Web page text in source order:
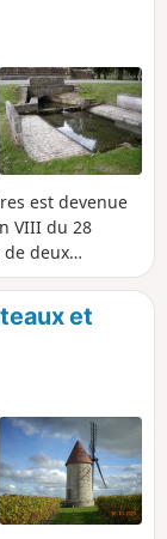
est devenue
VIII du 28
de deux
16
La
en 1870).
et